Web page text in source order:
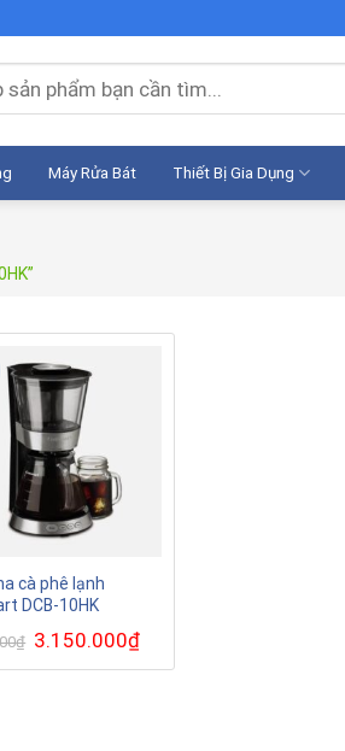
Máy Rửa Bát Thiết Bị Gia Dụng
cà phê lạnh
DCB-10HK
₫ Giá
gốc
là:
3.150.000₫Giá
tại